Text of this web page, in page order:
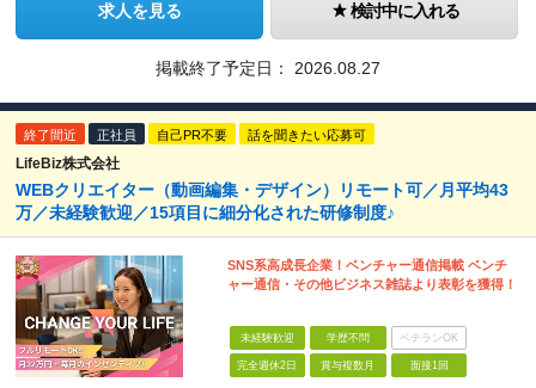
求人を見る 検討中に入れる
掲載終了予定日： 2026.08.27
終了間近 正社員 自己PR不要 話を聞きたい応募可
LifeBiz株式会社
WEBクリエイター（動画編集・デザイン）リモート可／月平均43
万／未経験歓迎／15項目に細分化された研修制度♪
SNS系高成長企業！ベンチャー通信掲載 ベンチ
ャー通信・その他ビジネス雑誌より表彰を獲得！
未経験歓迎 学歴不問 ベテランOK
完全週休2日 賞与複数月 面接1回